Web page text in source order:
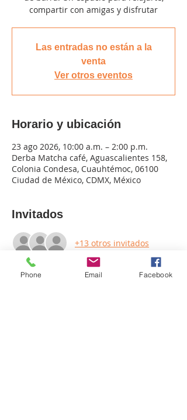
compartir con amigas y disfrutar
Las entradas no están a la
venta
Ver otros eventos
Horario y ubicación
23 ago 2026, 10:00 a.m. – 2:00 p.m.
Derba Matcha café, Aguascalientes 158,
Colonia Condesa, Cuauhtémoc, 06100
Ciudad de México, CDMX, México
Invitados
+13 otros invitados
Phone Email Facebook